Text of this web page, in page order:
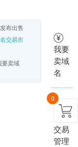
布出售
交易市
要卖域
我要
卖域
名
域名
交易
管理
0